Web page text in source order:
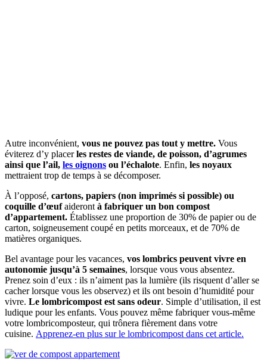
Autre inconvénient, vous ne pouvez pas tout y mettre. Vous
éviterez d’y placerles restes de viande, de poisson, d’agrumes
ainsi que l’ail, les oignons ou l’échalote. Enfin, les noyaux
mettraient trop de temps à se décomposer.
À l’opposé, cartons, papiers (non imprimés si possible) ou
coquille d’œufaideront à fabriquer un bon compost
d’appartement. Établissez une proportion de 30% de papier ou de
carton, soigneusement coupé en petits morceaux, et de 70% de
matières organiques.
Bel avantage pour les vacances, vos lombrics peuvent vivre en
autonomie jusqu’à 5 semaines, lorsque vous vous absentez.
Prenez soin d’eux : ils n’aiment pas la lumière (ils risquent d’aller se
cacher lorsque vous les observez) et ils ont besoin d’humidité pour
vivre. Le lombricompost est sans odeur. Simple d’utilisation, il est
ludique pour les enfants. Vous pouvez même fabriquer vous-même
votre lombricomposteur, qui trônera fièrement dans votre
cuisine. Apprenez-en plus sur le lombricompost dans cet article.